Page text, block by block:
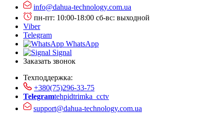
info@dahua-technology.com.ua
пн-пт: 10:00-18:00 сб-вс: выходной
Viber
Telegram
WhatsApp
Signal
Заказать звонок
Техподдержка:
+380(75)296-33-75
Telegramtehpidtrimka_cctv
support@dahua-technology.com.ua